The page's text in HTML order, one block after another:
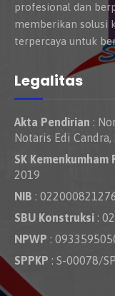
profesional dan
memberikan solusi
terpercaya untuk
Legalitas
Akta Pendirian :
Notaris Edi Candra,
SK Kemenkumham
2019
NIB :
SBU Konstruksi :
NPWP :
SPPKP : S-00078/